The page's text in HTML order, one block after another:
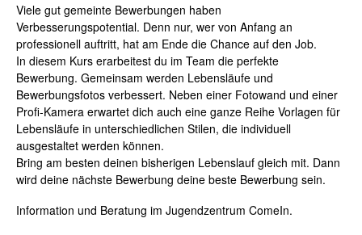
Viele gut gemeinte Bewerbungen haben
Verbesserungspotential. Denn nur, wer von Anfang an
professionell auftritt, hat am Ende die Chance auf den Job.
In diesem Kurs erarbeitest du im Team die perfekte
Bewerbung. Gemeinsam werden Lebensläufe und
Bewerbungsfotos verbessert. Neben einer Fotowand und einer
Profi-Kamera erwartet dich auch eine ganze Reihe Vorlagen für
Lebensläufe in unterschiedlichen Stilen, die individuell
ausgestaltet werden können.
Bring am besten deinen bisherigen Lebenslauf gleich mit. Dann
wird deine nächste Bewerbung deine beste Bewerbung sein.
Information und Beratung im Jugendzentrum ComeIn.